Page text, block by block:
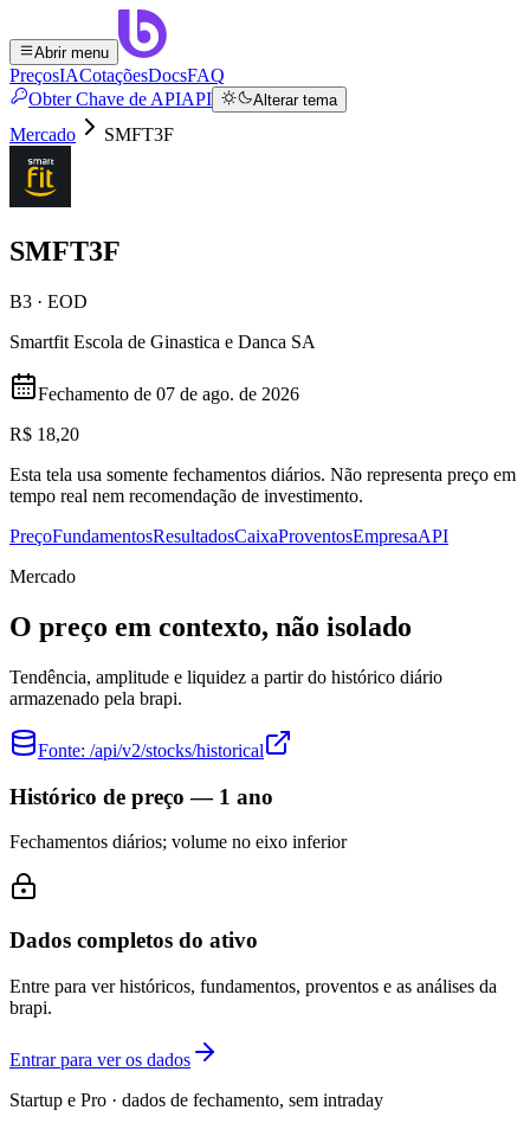
Abrir menu
PreçosIACotaçõesDocsFAQ
Obter Chave de APIAPI Alterar tema
Mercado SMFT3F
SMFT3F
B3 · EOD
Smartfit Escola de Ginastica e Danca SA
Fechamento de 07 de ago. de 2026
R$ 18,20
Esta tela usa somente fechamentos diários. Não representa preço em
tempo real nem recomendação de investimento.
PreçoFundamentosResultadosCaixaProventosEmpresaAPI
Mercado
O preço em contexto, não isolado
Tendência, amplitude e liquidez a partir do histórico diário
armazenado pela brapi.
Fonte: /api/v2/stocks/historical
Histórico de preço — 1 ano
Fechamentos diários; volume no eixo inferior
Dados completos do ativo
Entre para ver históricos, fundamentos, proventos e as análises da
brapi.
Entrar para ver os dados
Startup e Pro · dados de fechamento, sem intraday